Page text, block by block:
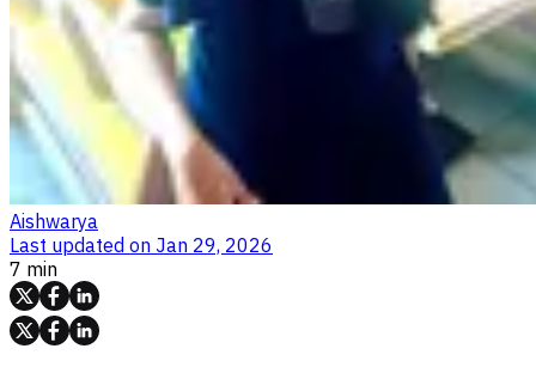
Aishwarya
Last updated on Jan 29, 2026
7 min